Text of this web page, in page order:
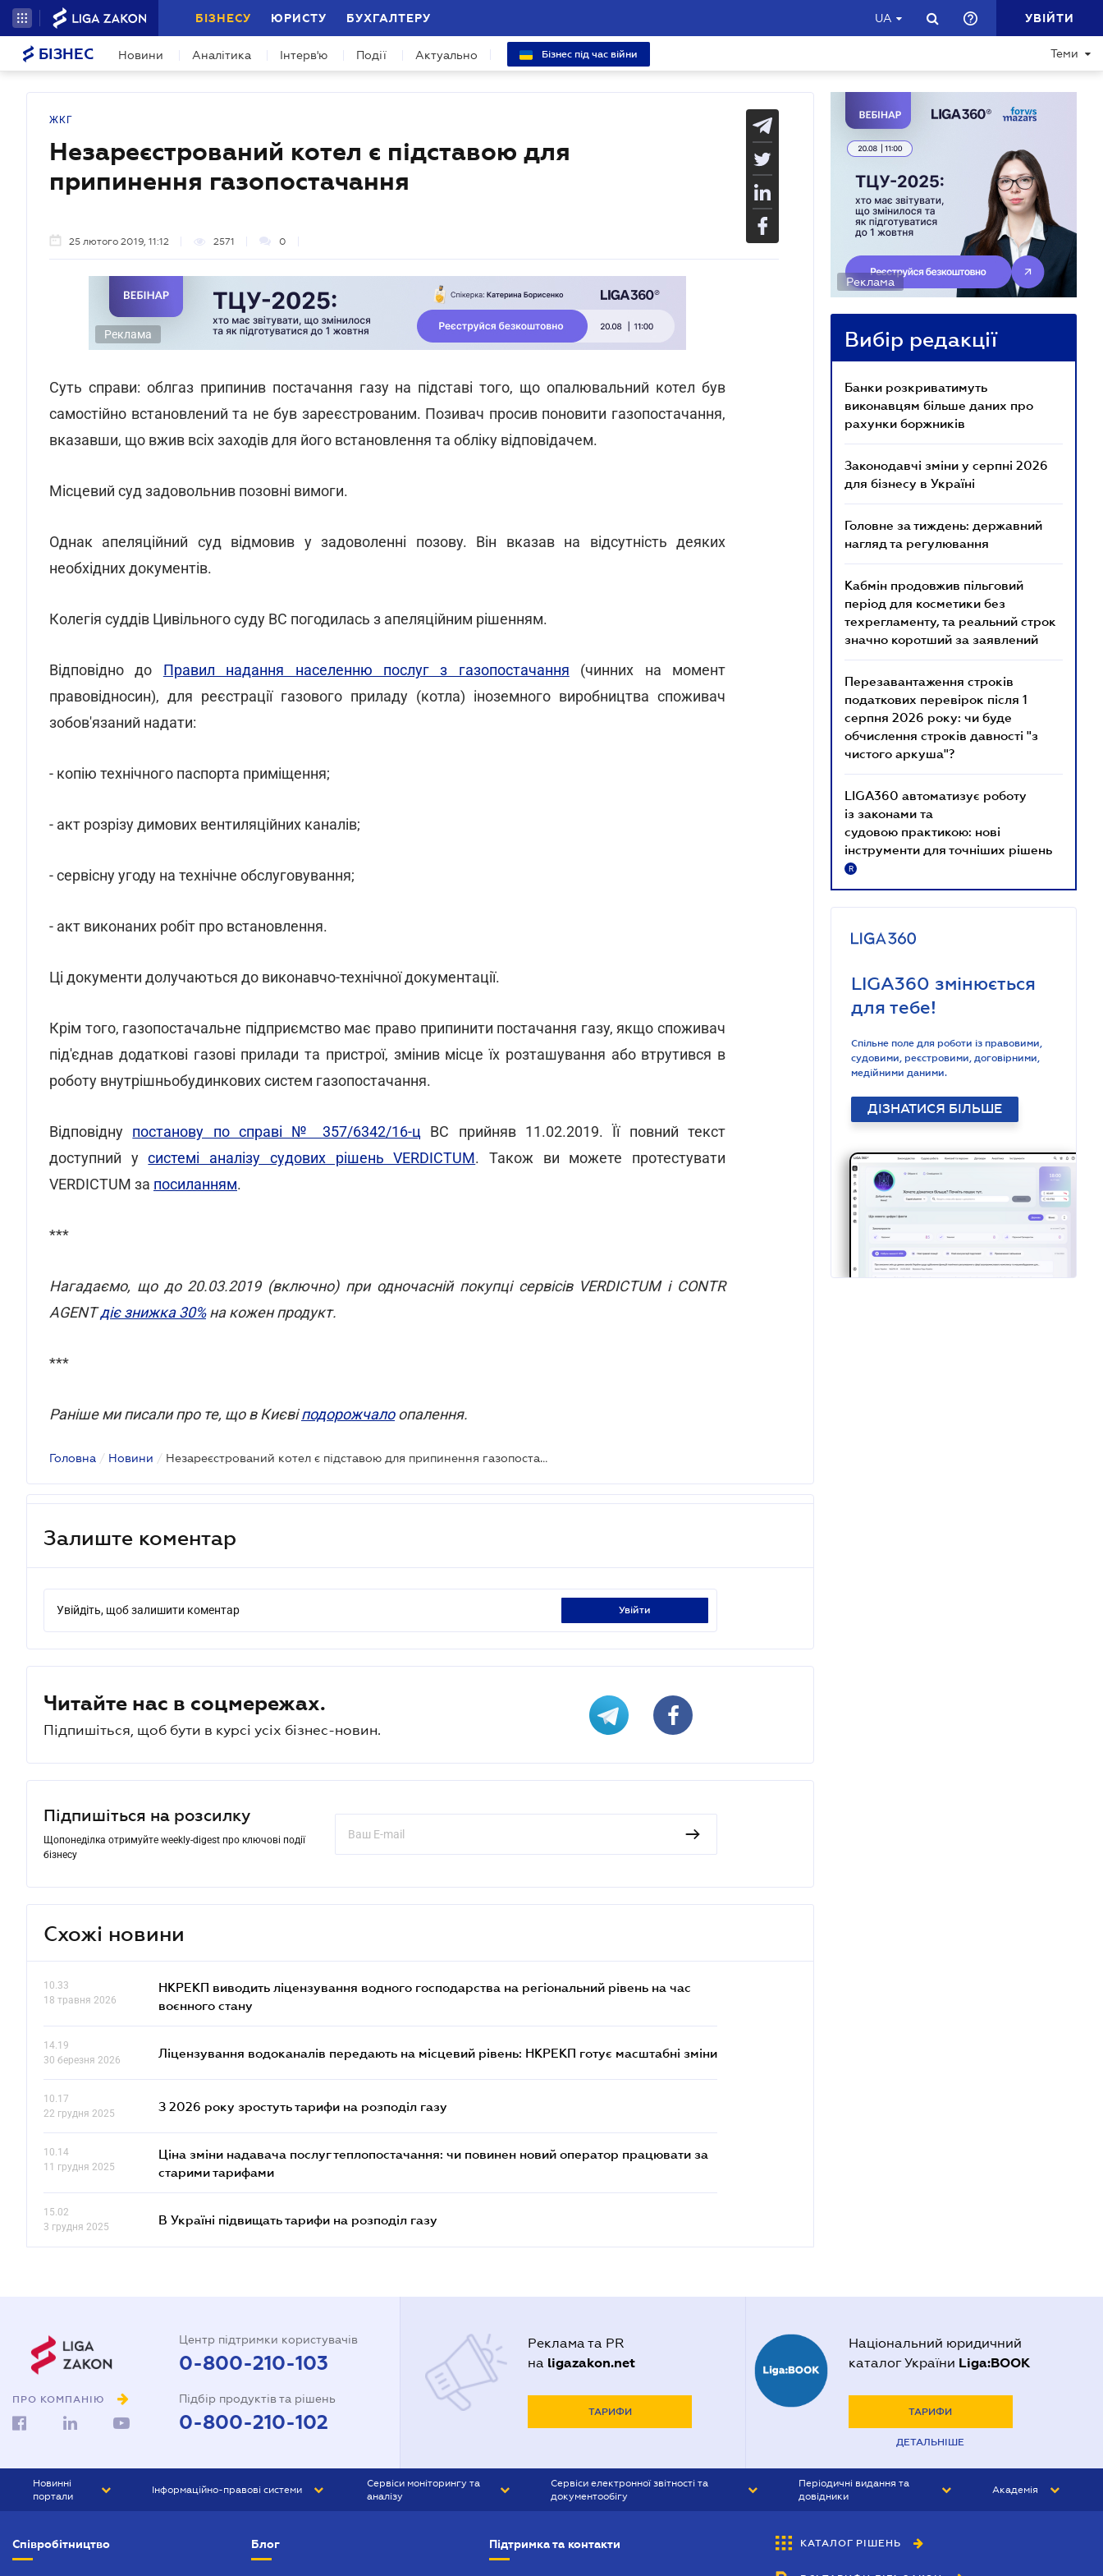
БІЗНЕСУ ЮРИСТУ БУХГАЛТЕРУ UA УВІЙТИ
БІЗНЕС Новини Аналітика Інтерв'ю Події Актуально Бізнес під час війни Теми
ЖКГ
Незареєстрований котел є підставою для
припинення газопостачання
25 лютого 2019, 11:12 2571 0
Реклама
Суть справи: облгаз припинив постачання газу на підставі того, що опалювальний котел був
самостійно встановлений та не був зареєстрованим. Позивач просив поновити газопостачання,
вказавши, що вжив всіх заходів для його встановлення та обліку відповідачем.
Місцевий суд задовольнив позовні вимоги.
Однак апеляційний суд відмовив у задоволенні позову. Він вказав на відсутність деяких
необхідних документів.
Колегія суддів Цивільного суду ВС погодилась з апеляційним рішенням.
Відповідно до Правил надання населенню послуг з газопостачання (чинних на момент
правовідносин), для реєстрації газового приладу (котла) іноземного виробництва споживач
зобов'язаний надати:
- копію технічного паспорта приміщення;
- акт розрізу димових вентиляційних каналів;
- сервісну угоду на технічне обслуговування;
- акт виконаних робіт про встановлення.
Ці документи долучаються до виконавчо-технічної документації.
Крім того, газопостачальне підприємство має право припинити постачання газу, якщо споживач
під'єднав додаткові газові прилади та пристрої, змінив місце їх розташування або втрутився в
роботу внутрішньобудинкових систем газопостачання.
Відповідну постанову по справі № 357/6342/16-ц ВС прийняв 11.02.2019. Її повний текст
доступний усистемі аналізу судових рішень VERDICTUM. Також ви можете протестувати
VERDICTUM за посиланням.
***
Нагадаємо, що до 20.03.2019 (включно) при одночасній покупці сервісів VERDICTUM і CONTR
AGENTдіє знижка 30%на кожен продукт.
***
Раніше ми писали про те, що в Києвіподорожчалоопалення.
Головна / Новини / Незареєстрований котел є підставою для припинення газопостачання
Залиште коментар
Увійдіть, щоб залишити коментар увійти
Читайте нас в соцмережах.
Підпишіться, щоб бути в курсі усіх бізнес-новин.
Підпишіться на розсилку
Щопонеділка отримуйте weekly-digest про ключові події
бізнесу
Схожі новини
10.33
18 травня 2026
НКРЕКП виводить ліцензування водного господарства на регіональний рівень на час
воєнного стану
14.19
30 березня 2026
Ліцензування водоканалів передають на місцевий рівень: НКРЕКП готує масштабні зміни
10.17
22 грудня 2025
З 2026 року зростуть тарифи на розподіл газу
10.14
11 грудня 2025
Ціна зміни надавача послуг теплопостачання: чи повинен новий оператор працювати за
старими тарифами
15.02
3 грудня 2025
В Україні підвищать тарифи на розподіл газу
Реклама
Вибір редакції
Банки розкриватимуть
виконавцям більше даних про
рахунки боржників
Законодавчі зміни у серпні 2026
для бізнесу в Україні
Головне за тиждень: державний
нагляд та регулювання
Кабмін продовжив пільговий
період для косметики без
техрегламенту, та реальний строк
значно коротший за заявлений
Перезавантаження строків
податкових перевірок після 1
серпня 2026 року: чи буде
обчислення строків давності "з
чистого аркуша"?
LIGA360 автоматизує роботу
із законами та
судовою практикою: нові
інструменти для точніших рішень
R
LIGA360 змінюється
для тебе!
Спільне поле для роботи із правовими,
судовими, реєстровими, договірними,
медійними даними.
ДІЗНАТИСЯ БІЛЬШЕ
ПРО КОМПАНІЮ
Центр підтримки користувачів
0-800-210-103
Підбір продуктів та рішень
0-800-210-102
Реклама та PR
на ligazakon.net
ТАРИФИ
Національний юридичний
каталог України Liga:BOOK
ТАРИФИ
ДЕТАЛЬНІШЕ
Новинні
портали
БІЗНЕС
Інформаційно-правові системи
Сервіси моніторингу та
аналізу
Сервіси електронної звітності та
документообігу
Періодичні видання та
довідники
БУХГАЛТЕР&ЗАКОН
Академія
Співробітництво Блог Підтримка та контакти КАТАЛОГ РІШЕНЬ